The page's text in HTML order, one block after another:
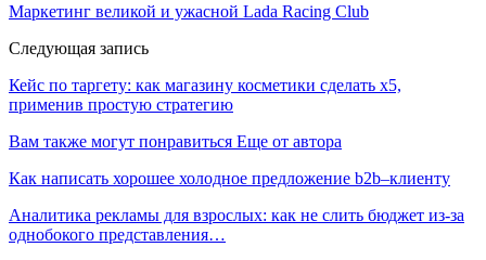
Маркетинг великой и ужасной Lada Racing Club
Следующая запись
Кейс по таргету: как магазину косметики сделать х5,
применив простую стратегию
Вам также могут понравиться Еще от автора
Как написать хорошее холодное предложение b2b–клиенту
Аналитика рекламы для взрослых: как не слить бюджет из-за
однобокого представления…